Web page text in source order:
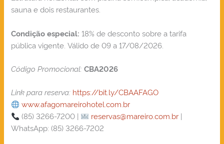
sauna e dois restaurantes.
Condição especial: 18% de desconto sobre a tarifa
pública vigente. Válido de 09 a 17/08/2026.
Código Promocional: CBA2026
Link para reserva: https://bit.ly/CBAAFAGO
www.afagomareirohotel.com.br
(85) 3266-7200 |
reservas@mareiro.com.br|
WhatsApp: (85) 3266-7202